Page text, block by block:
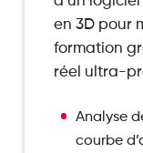
en 3D pour
formation
réel ultra-
Analyse
courbe